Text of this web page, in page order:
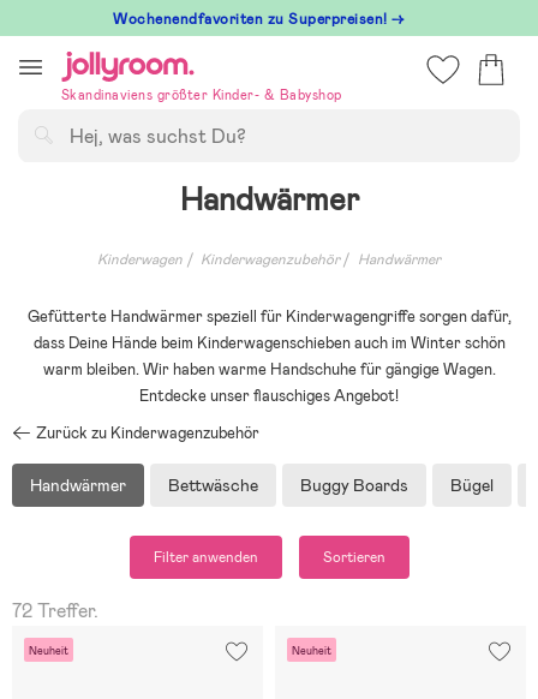
till
innehållet
Wochenendfavoriten zu Superpreisen! →
Skandinaviens größter Kinder- & Babyshop
Handwärmer
Kinderwagen Kinderwagenzubehör Handwärmer
Gefütterte Handwärmer speziell für Kinderwagengriffe sorgen dafür,
dass Deine Hände beim Kinderwagenschieben auch im Winter schön
warm bleiben. Wir haben warme Handschuhe für gängige Wagen.
Entdecke unser flauschiges Angebot!
Zurück zu Kinderwagenzubehör
Handwärmer Bettwäsche Buggy Boards Bügel
Filter anwenden Sortieren
72 Treffer.
Neuheit Neuheit